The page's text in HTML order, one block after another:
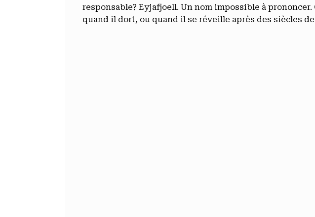
responsable? Eyjafjoell. Un nom impossible à
quand il dort, ou quand il se réveille après des siècles